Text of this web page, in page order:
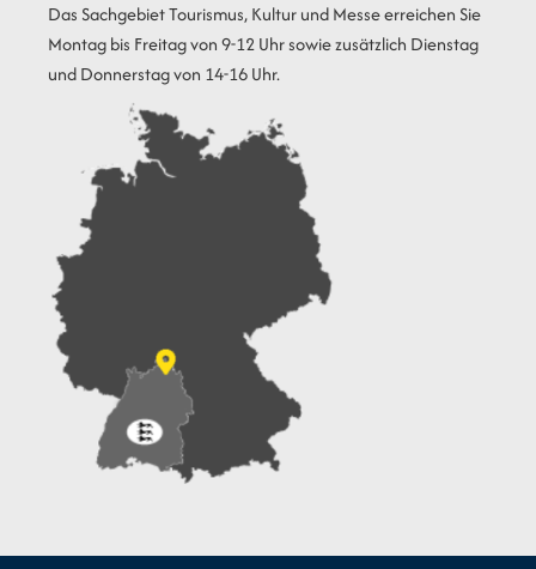
Das Sachgebiet Tourismus, Kultur und Messe erreichen Sie
Montag bis Freitag von 9-12 Uhr sowie zusätzlich Dienstag
und Donnerstag von 14-16 Uhr.